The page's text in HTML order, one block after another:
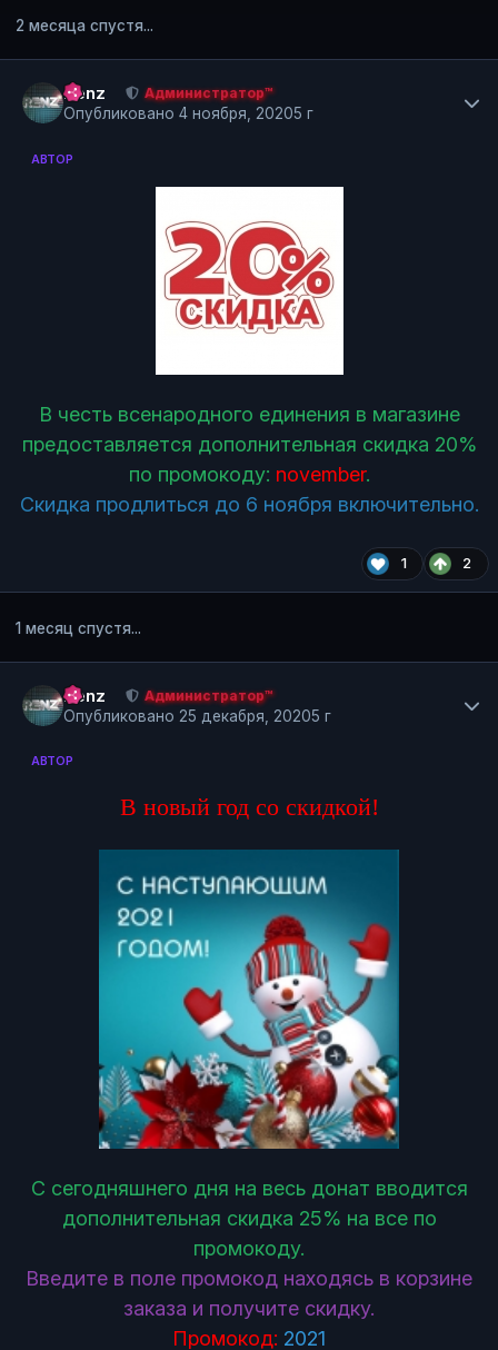
2 месяца спустя...
Renz Администратор™
Опубликовано 4 ноября, 20205 г
АВТОР
В честь всенародного единения в магазине
предоставляется дополнительная скидка 20%
по промокоду: november.
Скидка продлиться до 6 ноября включительно.
1 2
1 месяц спустя...
Renz Администратор™
Опубликовано 25 декабря, 20205 г
АВТОР
В новый год со скидкой!
С сегодняшнего дня на весь донат вводится
дополнительная скидка 25% на все по
промокоду.
Введите в поле промокод находясь в корзине
заказа и получите скидку.
Промокод: 2021